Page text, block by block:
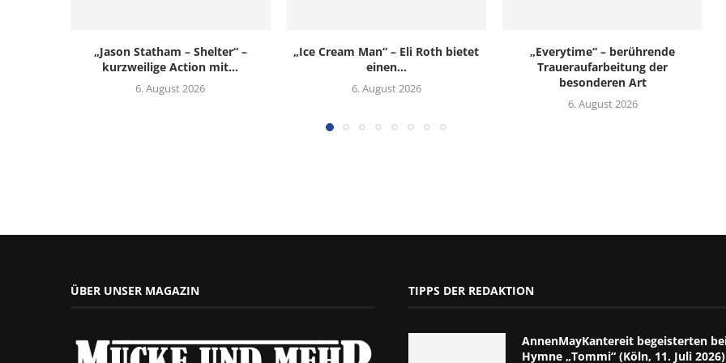
„Jason Statham – Shelter“ –
kurzweilige Action mit...
6. August 2026
„Ice Cream Man“ – Eli Roth bietet
einen...
6. August 2026
„Everytime“ – berührende
Traueraufarbeitung der
besonderen Art
6. August 2026
ÜBER UNSER MAGAZIN TIPPS DER REDAKTION
AnnenMayKantereit begeisterten
Hymne „Tommi“ (Köln, 11. Juli 2026)